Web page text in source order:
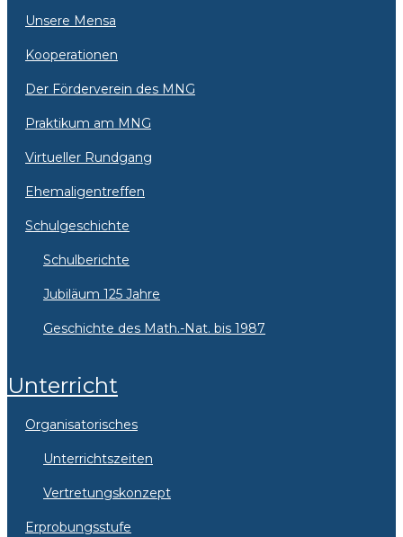
Unsere Mensa
Kooperationen
Der Förderverein des MNG
Praktikum am MNG
Virtueller Rundgang
Ehemaligentreffen
Schulgeschichte
Schulberichte
Jubiläum 125 Jahre
Geschichte des Math.-Nat. bis 1987
Unterricht
Organisatorisches
Unterrichtszeiten
Vertretungskonzept
Erprobungsstufe